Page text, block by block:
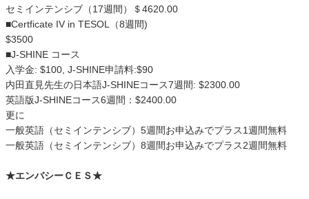
セミインテンシブ（17週間）＄4620.00
■Certficate IV in TESOL（8週間)
$3500
■J-SHINE コース
入学金: $100, J-SHINE申請料:$90
内田直見先生の日本語J-SHINEコース7週間: $2300.00
英語版J-SHINEコース6週間：$2400.00
更に
一般英語（セミインテンシブ）5週間お申込みでプラス1週間無料
一般英語（セミインテンシブ）8週間お申込みでプラス2週間無料
★エンバシーＣＥＳ★